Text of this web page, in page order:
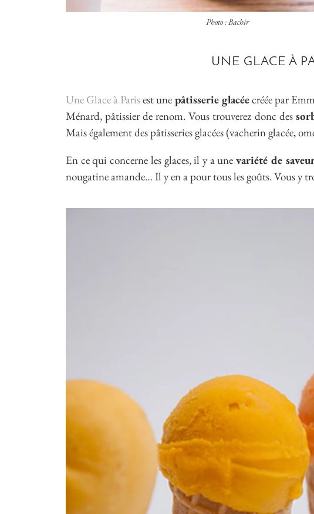
Photo : Bachir
UNE GLACE À
Une Glace à Parisest une pâtisserie glacéecréée par
Ménard, pâtissier de renom. Vous trouverez donc des
Mais également des pâtisseries glacées (vacherin glacée,
En ce qui concerne les glaces, il y a unevariété de
nougatine amande… Il y en a pour tous les goûts. Vous y